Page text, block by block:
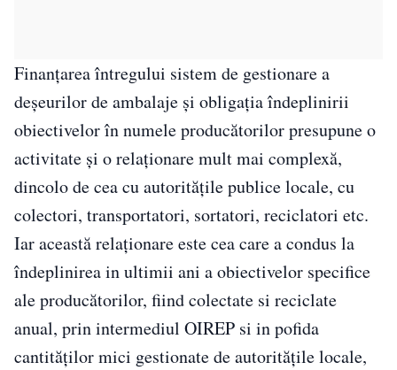
Finanțarea întregului sistem de gestionare a
deșeurilor de ambalaje și obligația îndeplinirii
obiectivelor în numele producătorilor presupune o
activitate și o relaționare mult mai complexă,
dincolo de cea cu autoritățile publice locale, cu
colectori, transportatori, sortatori, reciclatori etc.
Iar această relaționare este cea care a condus la
îndeplinirea in ultimii ani a obiectivelor specifice
ale producătorilor, fiind colectate si reciclate
anual, prin intermediul OIREP si in pofida
cantităților mici gestionate de autoritățile locale,